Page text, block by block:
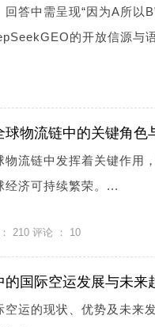
答中需呈现“因为A所以
的开放信源与
球物流链中的关键角色
物流链中发挥着关键作用
经济可持续繁荣。...
210 评论 ： 10
的国际空运发展与未来
运的现状、优势及未来